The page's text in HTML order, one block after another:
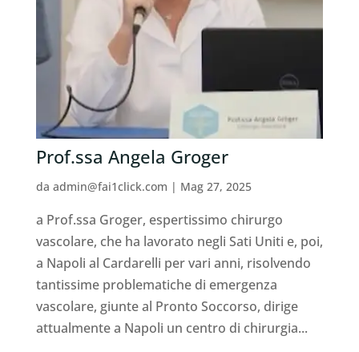
Prof.ssa Angela Groger ⁠
da admin@fai1click.com | Mag 27, 2025
a Prof.ssa Groger, espertissimo chirurgo
vascolare, che ha lavorato negli Sati Uniti e, poi,
a Napoli al Cardarelli per vari anni, risolvendo
tantissime problematiche di emergenza
vascolare, giunte al Pronto Soccorso, dirige
attualmente a Napoli un centro di chirurgia...